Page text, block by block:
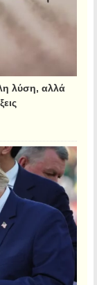
λύση, αλλά